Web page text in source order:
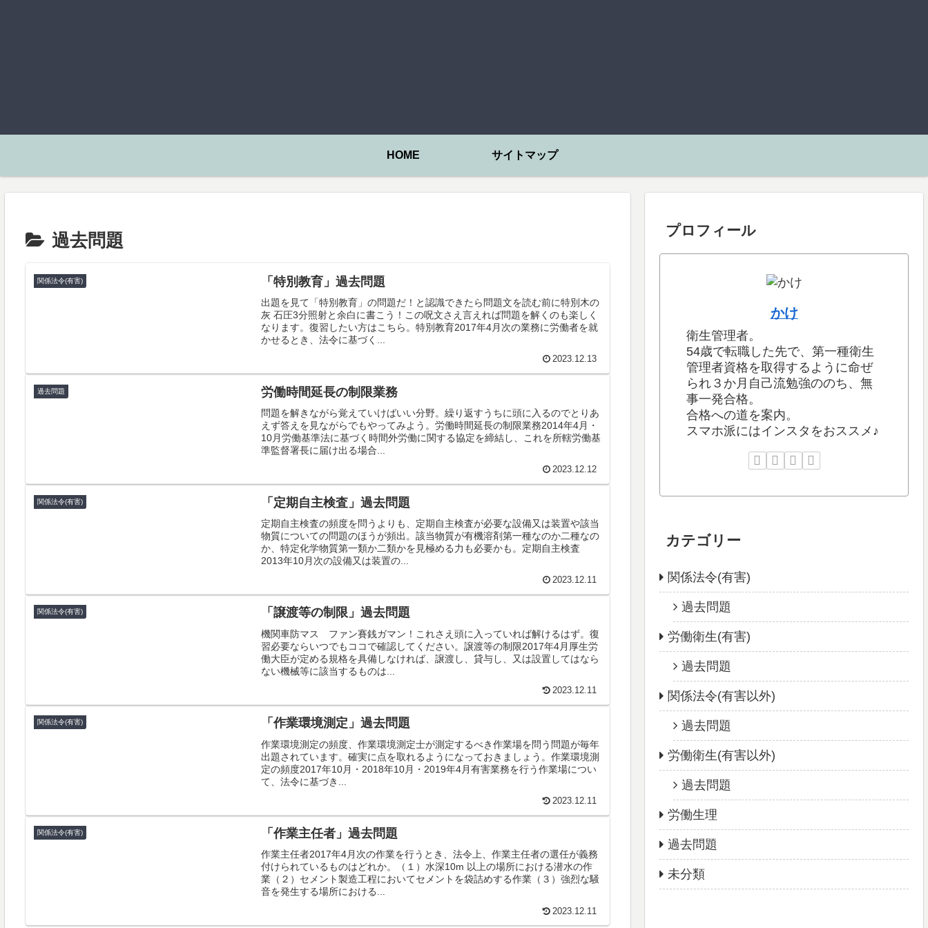
HOME サイトマップ
過去問題
関係法令(有害) 「特別教育」過去問題
出題を見て「特別教育」の問題だ！と認識できたら問題文を読む前に特別木の
灰 石圧3分照射と余白に書こう！この呪文さえ言えれば問題を解くのも楽しく
なります。復習したい方はこちら。特別教育2017年4月次の業務に労働者を就
かせるとき、法令に基づく...
2023.12.13
過去問題 労働時間延長の制限業務
問題を解きながら覚えていけばいい分野。繰り返すうちに頭に入るのでとりあ
えず答えを見ながらでもやってみよう。労働時間延長の制限業務2014年4月・
10月労働基準法に基づく時間外労働に関する協定を締結し、これを所轄労働基
準監督署長に届け出る場合...
2023.12.12
関係法令(有害) 「定期自主検査」過去問題
定期自主検査の頻度を問うよりも、定期自主検査が必要な設備又は装置や該当
物質についての問題のほうが頻出。該当物質が有機溶剤第一種なのか二種なの
か、特定化学物質第一類か二類かを見極める力も必要かも。定期自主検査
2013年10月次の設備又は装置の...
2023.12.11
関係法令(有害) 「譲渡等の制限」過去問題
機関車防マス ファン賽銭ガマン！これさえ頭に入っていれば解けるはず。復
習必要ならいつでもココで確認してください。譲渡等の制限2017年4月厚生労
働大臣が定める規格を具備しなければ、譲渡し、貸与し、又は設置してはなら
ない機械等に該当するものは...
2023.12.11
関係法令(有害) 「作業環境測定」過去問題
作業環境測定の頻度、作業環境測定士が測定するべき作業場を問う問題が毎年
出題されています。確実に点を取れるようになっておきましょう。作業環境測
定の頻度2017年10月・2018年10月・2019年4月有害業務を行う作業場につい
て、法令に基づき...
2023.12.11
関係法令(有害) 「作業主任者」過去問題
作業主任者2017年4月次の作業を行うとき、法令上、作業主任者の選任が義務
付けられているものはどれか。（１）水深10m 以上の場所における潜水の作
業（２）セメント製造工程においてセメントを袋詰めする作業（３）強烈な騒
音を発生する場所における...
2023.12.11
プロフィール
かけ
衛生管理者。
54歳で転職した先で、第一種衛生
管理者資格を取得するように命ぜ
られ３か月自己流勉強ののち、無
事一発合格。
合格への道を案内。
スマホ派にはインスタをおススメ♪
カテゴリー
関係法令(有害)
過去問題
労働衛生(有害)
過去問題
関係法令(有害以外)
過去問題
労働衛生(有害以外)
過去問題
労働生理
過去問題
未分類